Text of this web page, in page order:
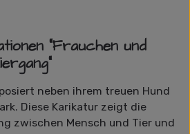
"Frauchen und
neben ihrem treuen Hund
Diese Karikatur zeigt die
zwischen Mensch und Tier und